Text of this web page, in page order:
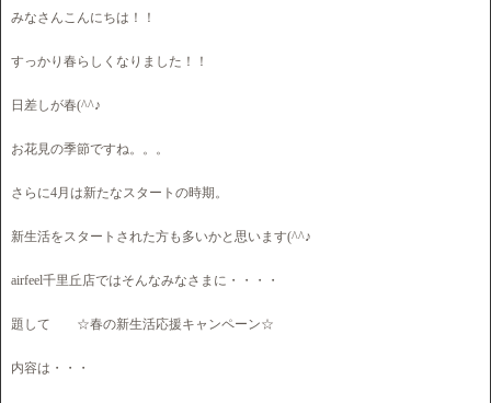
みなさんこんにちは！！
すっかり春らしくなりました！！
日差しが春(^^♪
お花見の季節ですね。。。
さらに4月は新たなスタートの時期。
新生活をスタートされた方も多いかと思います(^^♪
airfeel千里丘店ではそんなみなさまに・・・・
題して ☆春の新生活応援キャンペーン☆
内容は・・・